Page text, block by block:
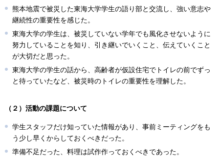
熊本地震で被災した東海大学学生の語り部と交流し、強い意志や
継続性の重要性を感じた。
東海大学の学生は、被災していない学年でも風化させないように
努力していることを知り、引き継いでいくこと、伝えていくこと
が大切だと思った。
東海大学の学生の話から、高齢者が仮設住宅でトイレの前でずっ
と待っていたなど、被災時のトイレの重要性を理解した。
（２）活動の課題について
学生スタッフだけ知っていた情報があり、事前ミーティングをも
う少し早くからしておくべきだった。
準備不足だった、料理は試作作っておくべきであった。